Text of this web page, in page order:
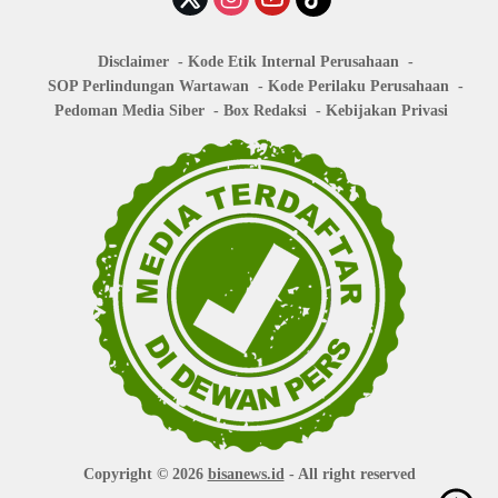
Disclaimer
Kode Etik Internal Perusahaan
SOP Perlindungan Wartawan
Kode Perilaku Perusahaan
Pedoman Media Siber
Box Redaksi Kebijakan Privasi
Copyright © 2026 bisanews.id - All right reserved